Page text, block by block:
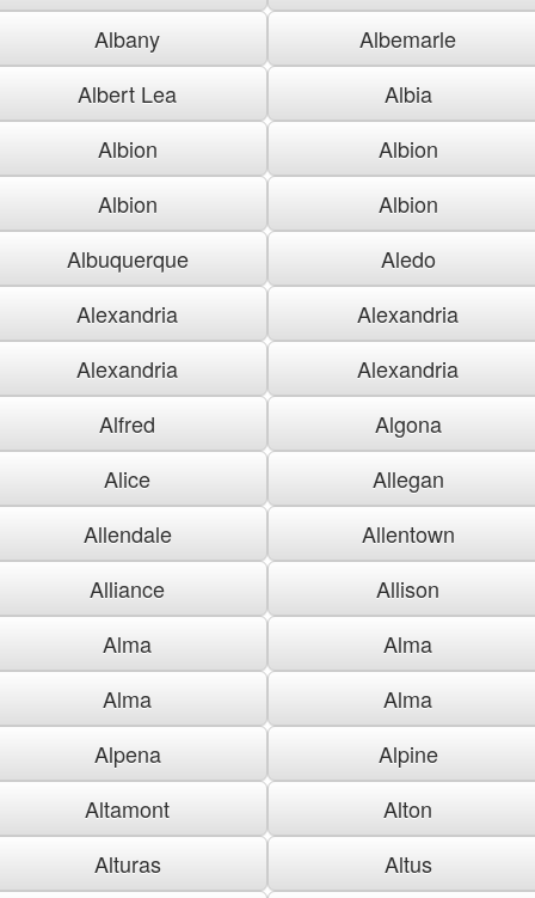
Albany
Albemarle
Albert Lea
Albia
Albion
Albion
Albion
Albion
Albuquerque
Aledo
Alexandria
Alexandria
Alexandria
Alexandria
Alfred
Algona
Alice
Allegan
Allendale
Allentown
Alliance
Allison
Alma
Alma
Alma
Alma
Alpena
Alpine
Altamont
Alton
Alturas
Altus